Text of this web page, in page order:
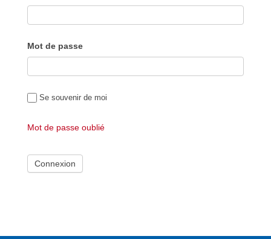
Mot de passe
Se souvenir de moi
Mot de passe oublié